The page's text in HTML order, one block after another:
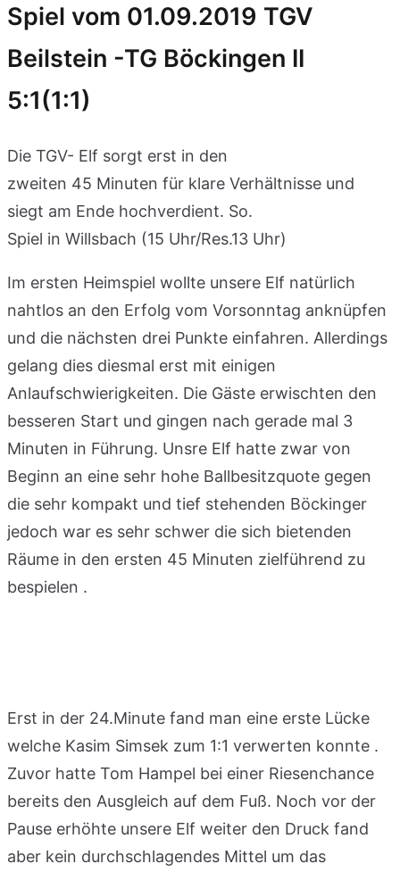
Spiel vom 01.09.2019 TGV
Beilstein -TG Böckingen II
5:1(1:1)
Die TGV- Elf sorgt erst in den
zweiten 45 Minuten für klare Verhältnisse und
siegt am Ende hochverdient. So.
Spiel in Willsbach (15 Uhr/Res.13 Uhr)
Im ersten Heimspiel wollte unsere Elf natürlich
nahtlos an den Erfolg vom Vorsonntag anknüpfen
und die nächsten drei Punkte einfahren. Allerdings
gelang dies diesmal erst mit einigen
Anlaufschwierigkeiten. Die Gäste erwischten den
besseren Start und gingen nach gerade mal 3
Minuten in Führung. Unsre Elf hatte zwar von
Beginn an eine sehr hohe Ballbesitzquote gegen
die sehr kompakt und tief stehenden Böckinger
jedoch war es sehr schwer die sich bietenden
Räume in den ersten 45 Minuten zielführend zu
bespielen .
Erst in der 24.Minute fand man eine erste Lücke
welche Kasim Simsek zum 1:1 verwerten konnte .
Zuvor hatte Tom Hampel bei einer Riesenchance
bereits den Ausgleich auf dem Fuß. Noch vor der
Pause erhöhte unsere Elf weiter den Druck fand
aber kein durchschlagendes Mittel um das